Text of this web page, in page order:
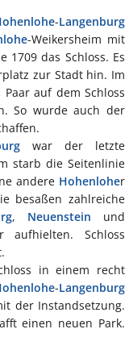
-Langenburg
-Weikersheim mit
1709 das Schloss. Es
zur Stadt hin. Im
auf dem Schloss
So wurde auch der
war der letzte
starb die Seitenlinie
andere Hohenloher
besaßen zahlreiche
, Neuenstein und
Schloss
in einem recht
-Langenburg
der Instandsetzung.
einen neuen Park.